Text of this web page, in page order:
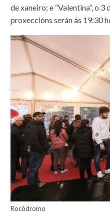
de xaneiro; e “Valentina”, o 3
proxeccións serán ás 19:30
Rocódromo